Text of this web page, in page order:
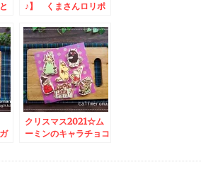
♪】 くまさんロリポ
ポッドニューイヤーキ
ャンペーン
クリスマス2021☆ム
ーミンのキャラチョコ